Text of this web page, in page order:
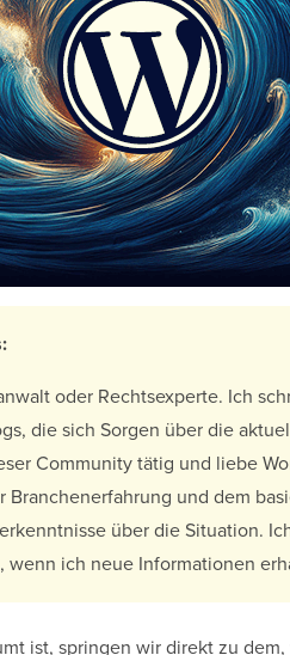
oder Rechtsexperte. Ich
die sich Sorgen über die
Community tätig und liebe
und dem
über die Situation.
wenn ich neue Informationen
ist, springen wir direkt zu